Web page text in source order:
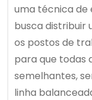
uma técnica de
busca distribuir
os postos de
para que todas
semelhantes,
linha